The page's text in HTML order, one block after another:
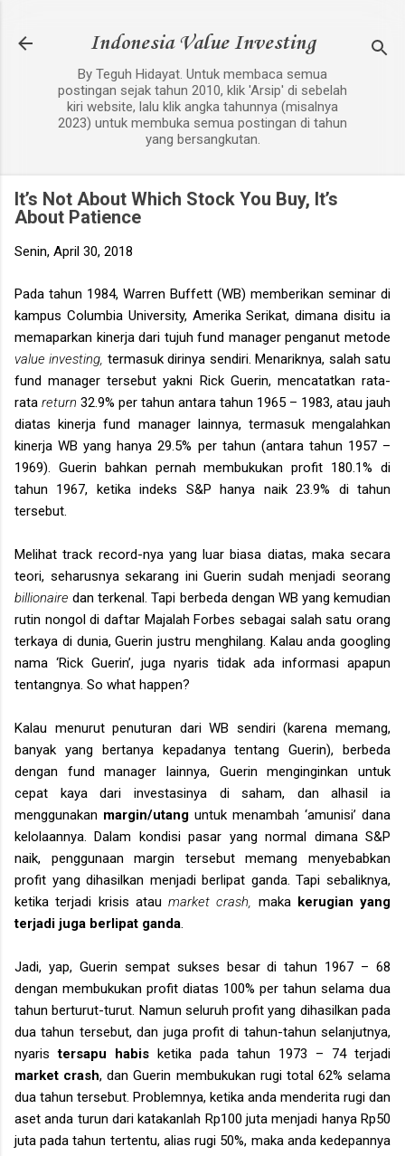
Indonesia Value Investing
By Teguh Hidayat. Untuk membaca semua
postingan sejak tahun 2010, klik 'Arsip' di sebelah
kiri website, lalu klik angka tahunnya (misalnya
2023) untuk membuka semua postingan di tahun
yang bersangkutan.
It’s Not About Which Stock You Buy, It’s
About Patience
Senin, April 30, 2018
Pada tahun 1984, Warren Buffett (WB) memberikan seminar di
kampus Columbia University, Amerika Serikat, dimana disitu ia
memaparkan kinerja dari tujuh fund manager penganut metode
value investing, termasuk dirinya sendiri. Menariknya, salah satu
fund manager tersebut yakni Rick Guerin, mencatatkan rata-
rata return 32.9% per tahun antara tahun 1965 – 1983, atau jauh
diatas kinerja fund manager lainnya, termasuk mengalahkan
kinerja WB yang hanya 29.5% per tahun (antara tahun 1957 –
1969). Guerin bahkan pernah membukukan profit 180.1% di
tahun 1967, ketika indeks S&P hanya naik 23.9% di tahun
tersebut.
Melihat track record-nya yang luar biasa diatas, maka secara
teori, seharusnya sekarang ini Guerin sudah menjadi seorang
billionairedan terkenal. Tapi berbeda dengan WB yang kemudian
rutin nongol di daftar Majalah Forbes sebagai salah satu orang
terkaya di dunia, Guerin justru menghilang. Kalau anda googling
nama ‘Rick Guerin’, juga nyaris tidak ada informasi apapun
tentangnya. So what happen?
Kalau menurut penuturan dari WB sendiri (karena memang,
banyak yang bertanya kepadanya tentang Guerin), berbeda
dengan fund manager lainnya, Guerin menginginkan untuk
cepat kaya dari investasinya di saham, dan alhasil ia
menggunakan margin/utang untuk menambah ‘amunisi’ dana
kelolaannya. Dalam kondisi pasar yang normal dimana S&P
naik, penggunaan margin tersebut memang menyebabkan
profit yang dihasilkan menjadi berlipat ganda. Tapi sebaliknya,
ketika terjadi krisis atau market crash, maka kerugian yang
terjadi juga berlipat ganda
Jadi, yap, Guerin sempat sukses besar di tahun 1967 – 68
dengan membukukan profit diatas 100% per tahun selama dua
tahun berturut-turut. Namun seluruh profit yang dihasilkan pada
dua tahun tersebut, dan juga profit di tahun-tahun selanjutnya,
nyaris tersapu habis ketika pada tahun 1973 – 74 terjadi
market crash, dan Guerin membukukan rugi total 62% selama
dua tahun tersebut. Problemnya, ketika anda menderita rugi dan
aset anda turun dari katakanlah Rp100 juta menjadi hanya Rp50
juta pada tahun tertentu, alias rugi 50%, maka anda kedepannya